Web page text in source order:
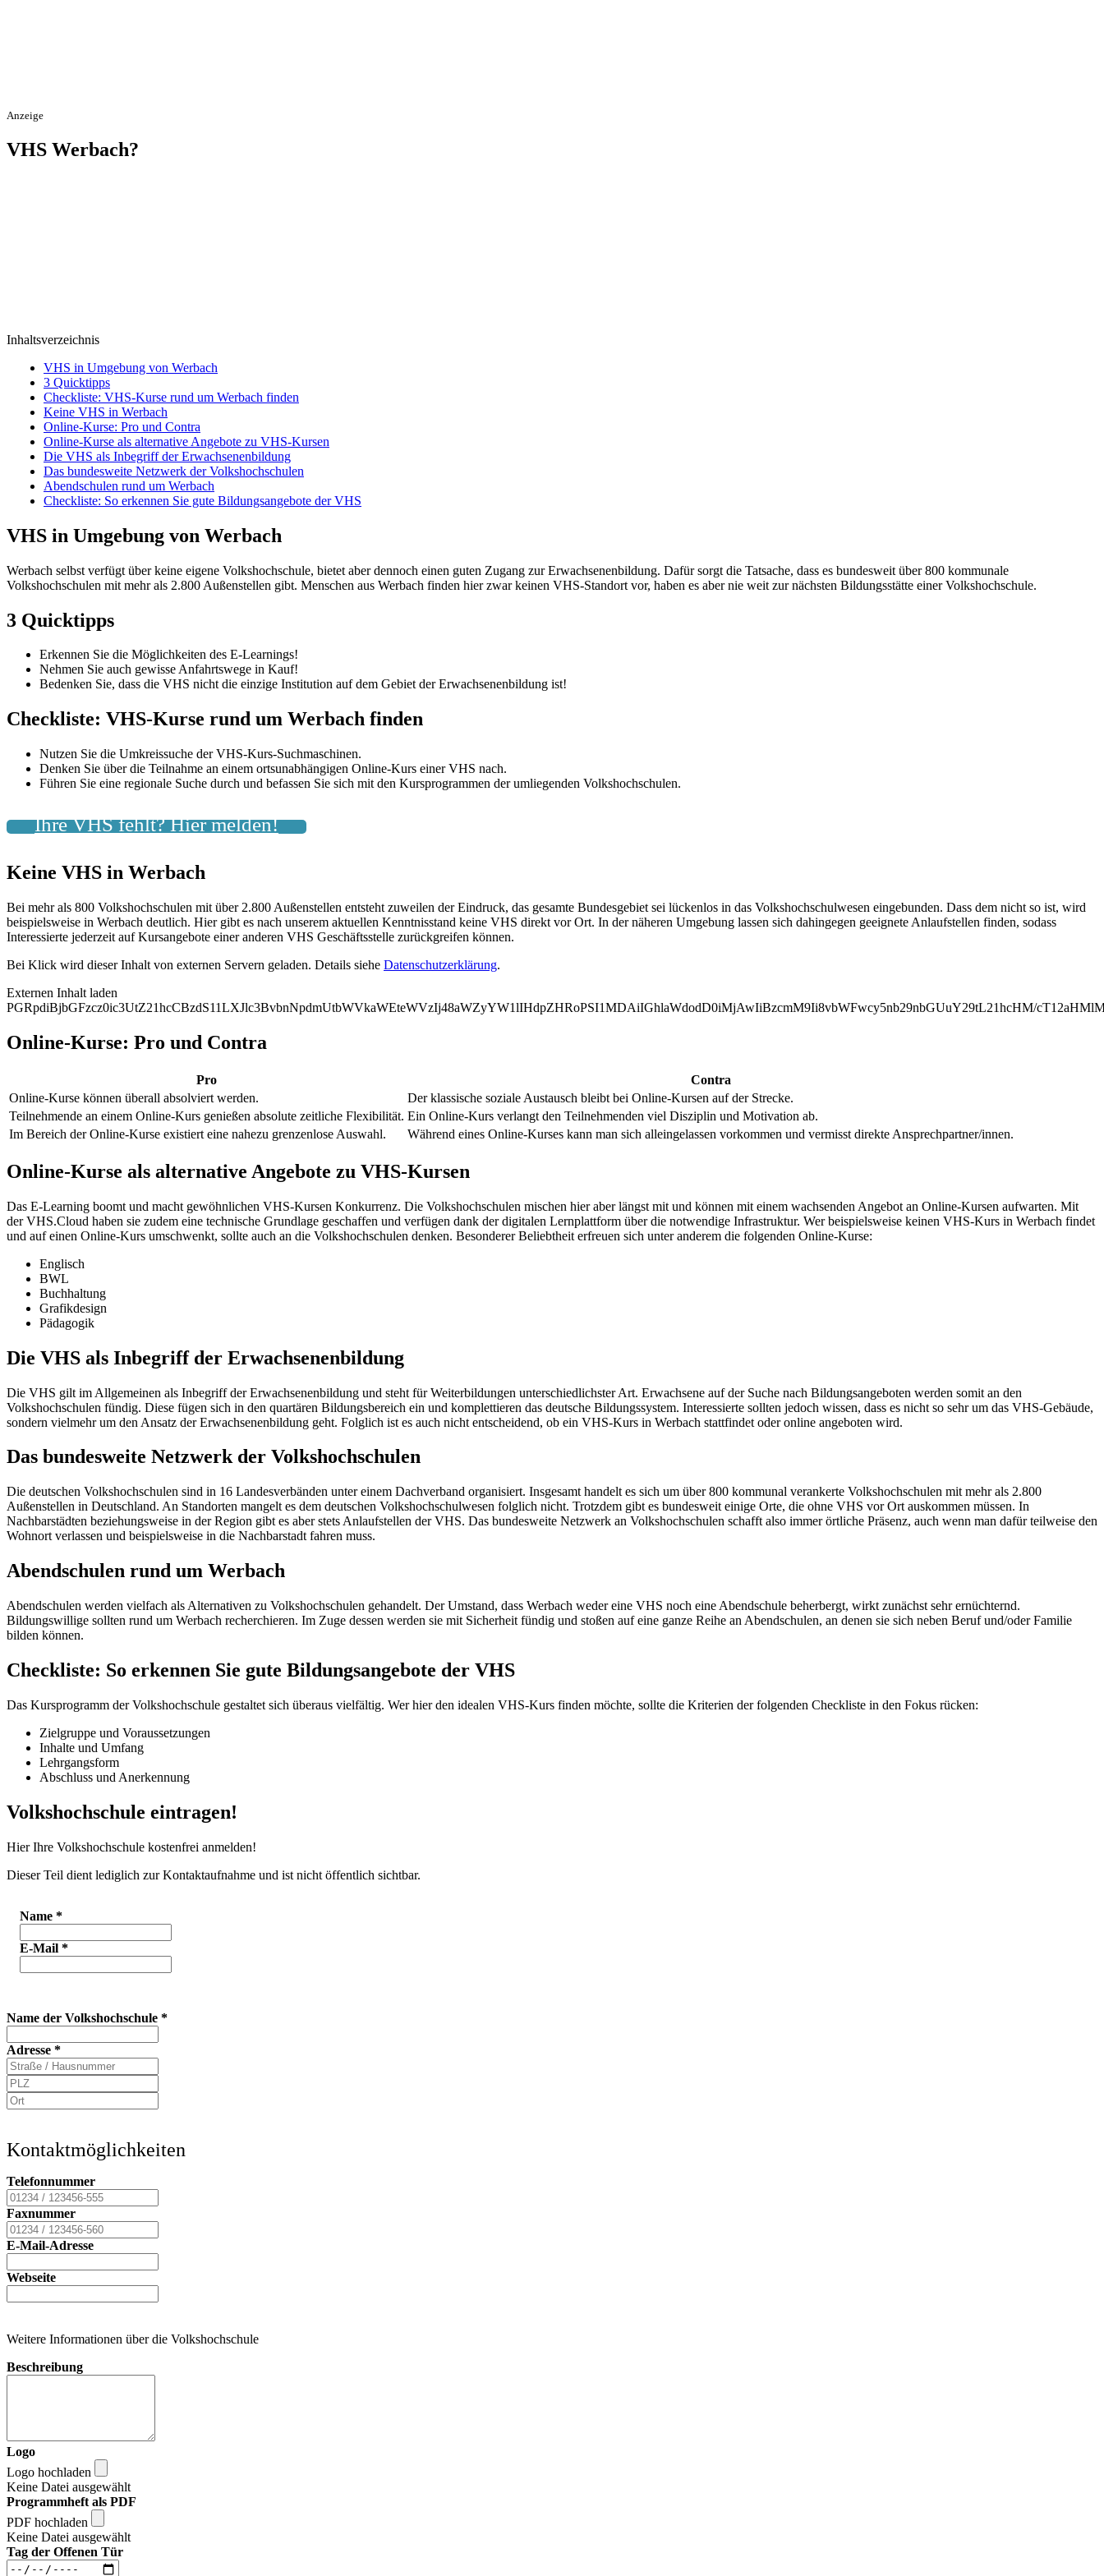
Anzeige
VHS Werbach?
Inhaltsverzeichnis
VHS in Umgebung von Werbach
3 Quicktipps
Checkliste: VHS-Kurse rund um Werbach finden
Keine VHS in Werbach
Online-Kurse: Pro und Contra
Online-Kurse als alternative Angebote zu VHS-Kursen
Die VHS als Inbegriff der Erwachsenenbildung
Das bundesweite Netzwerk der Volkshochschulen
Abendschulen rund um Werbach
Checkliste: So erkennen Sie gute Bildungsangebote der VHS
VHS in Umgebung von Werbach
Werbach selbst verfügt über keine eigene Volkshochschule, bietet aber dennoch einen guten Zugang zur Erwachsenenbildung. Dafür sorgt die Tatsache, dass es bundesweit über 800 kommunale
Volkshochschulen mit mehr als 2.800 Außenstellen gibt. Menschen aus Werbach finden hier zwar keinen VHS-Standort vor, haben es aber nie weit zur nächsten Bildungsstätte einer Volkshochschule.
3 Quicktipps
Erkennen Sie die Möglichkeiten des E-Learnings!
Nehmen Sie auch gewisse Anfahrtswege in Kauf!
Bedenken Sie, dass die VHS nicht die einzige Institution auf dem Gebiet der Erwachsenenbildung ist!
Checkliste: VHS-Kurse rund um Werbach finden
Nutzen Sie die Umkreissuche der VHS-Kurs-Suchmaschinen.
Denken Sie über die Teilnahme an einem ortsunabhängigen Online-Kurs einer VHS nach.
Führen Sie eine regionale Suche durch und befassen Sie sich mit den Kursprogrammen der umliegenden Volkshochschulen.
Ihre VHS fehlt? Hier melden!
Keine VHS in Werbach
Bei mehr als 800 Volkshochschulen mit über 2.800 Außenstellen entsteht zuweilen der Eindruck, das gesamte Bundesgebiet sei lückenlos in das Volkshochschulwesen eingebunden. Dass dem nicht so ist, wird
beispielsweise in Werbach deutlich. Hier gibt es nach unserem aktuellen Kenntnisstand keine VHS direkt vor Ort. In der näheren Umgebung lassen sich dahingegen geeignete Anlaufstellen finden, sodass
Interessierte jederzeit auf Kursangebote einer anderen VHS Geschäftsstelle zurückgreifen können.
Bei Klick wird dieser Inhalt von externen Servern geladen. Details siehe Datenschutzerklärung.
Externen Inhalt laden
PGRpdiBjbGFzcz0ic3UtZ21hcCBzdS11LXJlc3BvbnNpdmUtbWVkaWEteWVzIj48aWZyYW1lIHdpZHRoPSI1MDAiIGhlaWdodD0iMjAwIiBzcmM9Ii8vbWFwcy5nb29nbGUuY29tL21hcHM/
Online-Kurse: Pro und Contra
Pro
Contra
Online-Kurse können überall absolviert werden.
Der klassische soziale Austausch bleibt bei Online-Kursen auf der Strecke.
Teilnehmende an einem Online-Kurs genießen absolute zeitliche Flexibilität. Ein Online-Kurs verlangt den Teilnehmenden viel Disziplin und Motivation ab.
Im Bereich der Online-Kurse existiert eine nahezu grenzenlose Auswahl.
Während eines Online-Kurses kann man sich alleingelassen vorkommen und vermisst direkte Ansprechpartner/innen.
Online-Kurse als alternative Angebote zu VHS-Kursen
Das E-Learning boomt und macht gewöhnlichen VHS-Kursen Konkurrenz. Die Volkshochschulen mischen hier aber längst mit und können mit einem wachsenden Angebot an Online-Kursen aufwarten. Mit
der VHS.Cloud haben sie zudem eine technische Grundlage geschaffen und verfügen dank der digitalen Lernplattform über die notwendige Infrastruktur. Wer beispielsweise keinen VHS-Kurs in Werbach findet
und auf einen Online-Kurs umschwenkt, sollte auch an die Volkshochschulen denken. Besonderer Beliebtheit erfreuen sich unter anderem die folgenden Online-Kurse:
Englisch
BWL
Buchhaltung
Grafikdesign
Pädagogik
Die VHS als Inbegriff der Erwachsenenbildung
Die VHS gilt im Allgemeinen als Inbegriff der Erwachsenenbildung und steht für Weiterbildungen unterschiedlichster Art. Erwachsene auf der Suche nach Bildungsangeboten werden somit an den
Volkshochschulen fündig. Diese fügen sich in den quartären Bildungsbereich ein und komplettieren das deutsche Bildungssystem. Interessierte sollten jedoch wissen, dass es nicht so sehr um das VHS-Gebäude,
sondern vielmehr um den Ansatz der Erwachsenenbildung geht. Folglich ist es auch nicht entscheidend, ob ein VHS-Kurs in Werbach stattfindet oder online angeboten wird.
Das bundesweite Netzwerk der Volkshochschulen
Die deutschen Volkshochschulen sind in 16 Landesverbänden unter einem Dachverband organisiert. Insgesamt handelt es sich um über 800 kommunal verankerte Volkshochschulen mit mehr als 2.800
Außenstellen in Deutschland. An Standorten mangelt es dem deutschen Volkshochschulwesen folglich nicht. Trotzdem gibt es bundesweit einige Orte, die ohne VHS vor Ort auskommen müssen. In
Nachbarstädten beziehungsweise in der Region gibt es aber stets Anlaufstellen der VHS. Das bundesweite Netzwerk an Volkshochschulen schafft also immer örtliche Präsenz, auch wenn man dafür teilweise den
Wohnort verlassen und beispielsweise in die Nachbarstadt fahren muss.
Abendschulen rund um Werbach
Abendschulen werden vielfach als Alternativen zu Volkshochschulen gehandelt. Der Umstand, dass Werbach weder eine VHS noch eine Abendschule beherbergt, wirkt zunächst sehr ernüchternd.
Bildungswillige sollten rund um Werbach recherchieren. Im Zuge dessen werden sie mit Sicherheit fündig und stoßen auf eine ganze Reihe an Abendschulen, an denen sie sich neben Beruf und/oder Familie
bilden können.
Checkliste: So erkennen Sie gute Bildungsangebote der VHS
Das Kursprogramm der Volkshochschule gestaltet sich überaus vielfältig. Wer hier den idealen VHS-Kurs finden möchte, sollte die Kriterien der folgenden Checkliste in den Fokus rücken:
Zielgruppe und Voraussetzungen
Inhalte und Umfang
Lehrgangsform
Abschluss und Anerkennung
Volkshochschule eintragen!
Hier Ihre Volkshochschule kostenfrei anmelden!
Dieser Teil dient lediglich zur Kontaktaufnahme und ist nicht öffentlich sichtbar.
Name *
E-Mail *
Name der Volkshochschule *
Adresse *
Kontaktmöglichkeiten
Telefonnummer
Faxnummer
E-Mail-Adresse
Webseite
Weitere Informationen über die Volkshochschule
Beschreibung
Logo
Logo hochladen
Keine Datei ausgewählt
Programmheft als PDF
PDF hochladen
Keine Datei ausgewählt
Tag der Offenen Tür